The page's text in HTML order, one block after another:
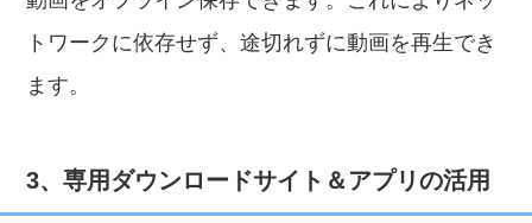
トワークに依存せず、途切れずに動画を再生でき
ます。
3、専用ダウンロードサイト＆アプリの活用